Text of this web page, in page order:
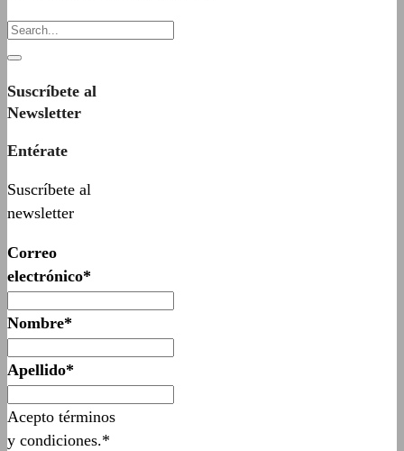
Suscríbete al
Newsletter
Entérate
Suscríbete al
newsletter
Correo
electrónico*
Nombre*
Apellido*
Acepto términos
y condiciones.*